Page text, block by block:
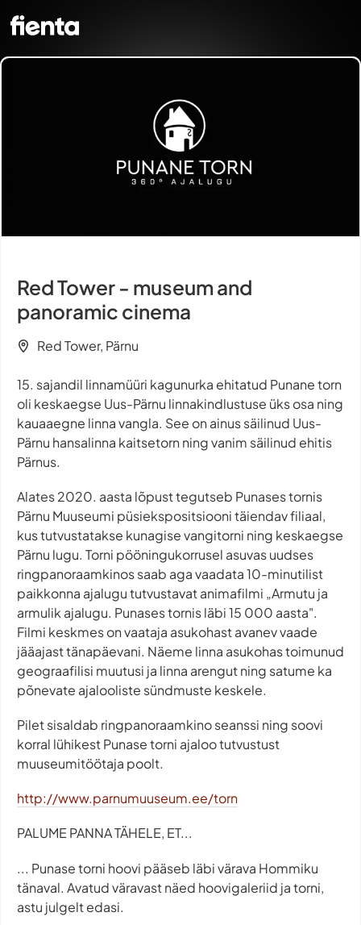
Red Tower - museum and
panoramic cinema
Red Tower, Pärnu
15. sajandil linnamüüri kagunurka ehitatud Punane torn
oli keskaegse Uus-Pärnu linnakindlustuse üks osa ning
kauaaegne linna vangla. See on ainus säilinud Uus-
Pärnu hansalinna kaitsetorn ning vanim säilinud ehitis
Pärnus.
Alates 2020. aasta lõpust tegutseb Punases tornis
Pärnu Muuseumi püsiekspositsiooni täiendav filiaal,
kus tutvustatakse kunagise vangitorni ning keskaegse
Pärnu lugu. Torni pööningukorrusel asuvas uudses
ringpanoraamkinos saab aga vaadata 10-minutilist
paikkonna ajalugu tutvustavat animafilmi „Armutu ja
armulik ajalugu. Punases tornis läbi 15 000 aasta".
Filmi keskmes on vaataja asukohast avanev vaade
jääajast tänapäevani. Näeme linna asukohas toimunud
geograafilisi muutusi ja linna arengut ning satume ka
põnevate ajalooliste sündmuste keskele.
Pilet sisaldab ringpanoraamkino seanssi ning soovi
korral lühikest Punase torni ajaloo tutvustust
muuseumitöötaja poolt.
http://www.parnumuuseum.ee/torn
PALUME PANNA TÄHELE, ET...
... Punase torni hoovi pääseb läbi värava Hommiku
tänaval. Avatud väravast näed hoovigaleriid ja torni,
astu julgelt edasi.